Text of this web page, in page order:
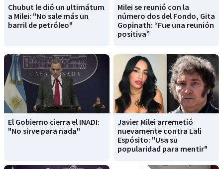
Chubut le dió un ultimátum
a Milei: "No sale más un
barril de petróleo"
Milei se reunió con la
número dos del Fondo, Gita
Gopinath: “Fue una reunión
positiva”
El Gobierno cierra el INADI:
"No sirve para nada"
Javier Milei arremetió
nuevamente contra Lali
Espósito: "Usa su
popularidad para mentir"